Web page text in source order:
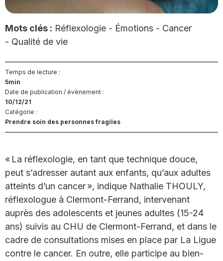
Mots clés : Réflexologie - Émotions - Cancer
- Qualité de vie
Temps de lecture :
5min
Date de publication / évènement :
10/12/21
Catégorie :
Prendre soin des personnes fragiles
« La réflexologie, en tant que technique douce,
peut s’adresser autant aux enfants, qu’aux adultes
atteints d’un cancer », indique Nathalie THOULY,
réflexologue à Clermont-Ferrand, intervenant
auprès des adolescents et jeunes adultes (15-24
ans) suivis au CHU de Clermont-Ferrand, et dans le
cadre de consultations mises en place par La Ligue
contre le cancer. En outre, elle participe au bien-